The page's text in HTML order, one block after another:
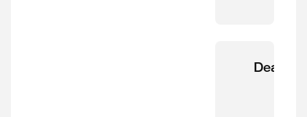
Deals